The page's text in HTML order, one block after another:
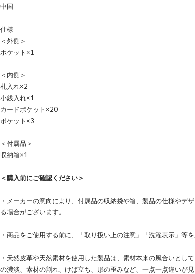
中国
仕様
＜外側＞
ポケット×1
＜内側＞
札入れ×2
小銭入れ×1
カードポケット×20
ポケット×3
＜付属品＞
収納箱×1
＜購入前にご確認ください＞
・メーカーの意向により、付属品の収納袋や箱、製品の仕様やデ
る場合がございます。
・商品をご使用する前に、「取り扱い上の注意」「洗濯表示」等を
・天然皮革や天然素材を使用した製品は、素材本来の風合いとし
の濃淡、素材の割れ、けば立ち、形の歪みなど、一点一点違いが